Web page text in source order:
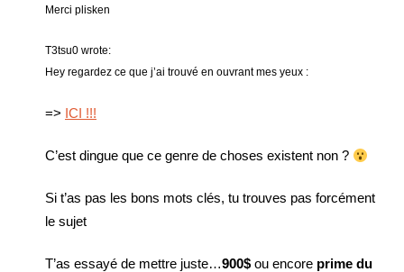
Merci plisken
T3tsu0 wrote:
Hey regardez ce que j’ai trouvé en ouvrant mes yeux :
=> ICI !!!
C’est dingue que ce genre de choses existent non ?
Si t’as pas les bons mots clés, tu trouves pas forcément
le sujet
T’as essayé de mettre juste…900$ ou encore prime du